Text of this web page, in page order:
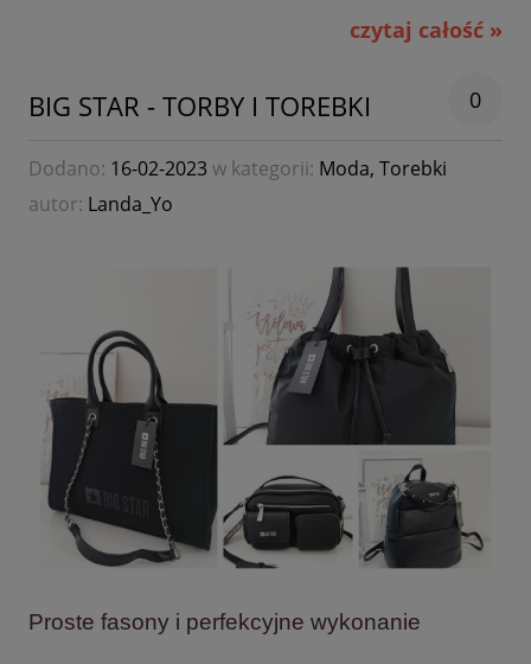
czytaj całość »
BIG STAR - TORBY I TOREBKI 0
Dodano: 16-02-2023w kategorii: Moda, Torebki
autor: Landa_Yo
Proste fasony i perfekcyjne wykonanie